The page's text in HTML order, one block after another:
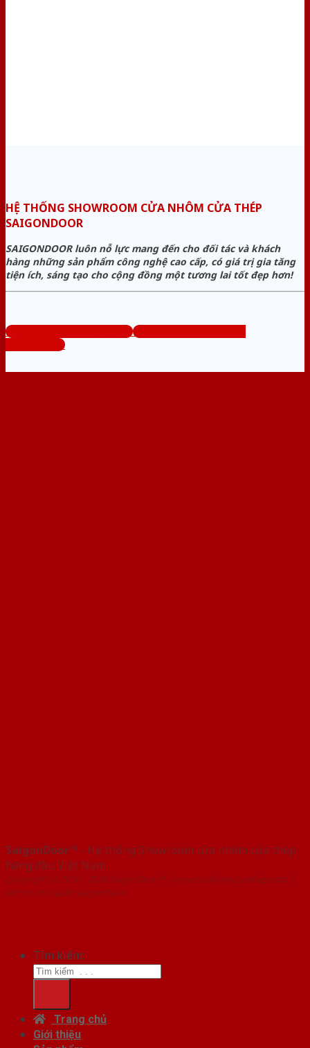
HỆ THỐNG SHOWROOM CỬA NHÔM CỬA THÉP
SAIGONDOOR
SAIGONDOOR luôn nỗ lực mang đến cho đối tác và khách
hàng những sản phẩm công nghệ cao cấp, có giá trị gia tăng
tiện ích, sáng tạo cho cộng đồng một tương lai tốt đẹp hơn!
www.cuanhomcuathep.com
Tổng đài tư vấn miễn phí:
0824.400.400
SaigonDoor™ - Hệ thống Showroom cửa nhôm cửa thép
hàng đầu Việt Nam
Copyright ⓒ 2016 – 2026 SaigonDoor™ - www.cuanhomcuathep.com |
Đơn vị chủ quản SaigonDoor
Tìm kiếm:
Trang chủ
Giới thiệu